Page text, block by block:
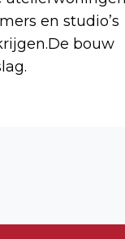
en studio’s
bouw